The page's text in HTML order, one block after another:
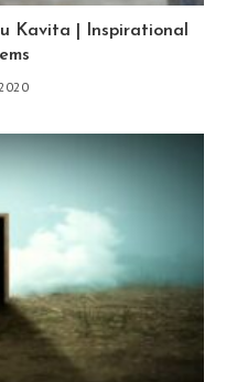
Kavita | Inspirational